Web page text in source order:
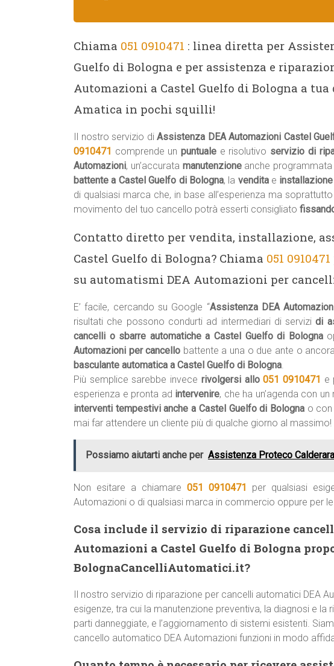
Chiama 051 0910471 : linea diretta per
Guelfo di Bologna e per assistenza e
Automazioni a Castel Guelfo di Bologna a
Amatica in pochi squilli!
Il nostro servizio diAssistenza DEA Automazioni Castel
0910471 comprende unpuntuale e risolutivo servizio di
Automazioni, un’accurata manutenzioneanche programmata
battente a Castel Guelfo di Bologna, la venditae installazione
di qualsiasi marca che, in base all’esperienza ma
movimento del tuo cancello potrà esserti consigliato
Contatto diretto per vendita, installazione,
Castel Guelfo di Bologna? Chiama 051 0910471
su automatismi DEA Automazioni per
E’ facile, cercando su Google “Assistenza DEA
risultati che possono condurti ad intermediari di servizidi
cancelli o sbarre automatiche a Castel Guelfo di Bologna
Automazioni per cancello battente a una o due ante o
basculante automatica a Castel Guelfo di Bologna.
Più semplice sarebbe invece rivolgersi allo051 0910471 e
esperienza e pronta ad intervenire, che ha un’agenda con
interventi tempestivi anche a Castel Guelfo di Bologna o
mai far attendere un cliente più di qualche giorno al massimo!
Possiamo aiutarti anche per Assistenza Proteco
Non esitare a chiamare 051 0910471
per qualsiasi
Automazioni o di qualsiasi marca in commercio oppure per
Cosa include il servizio di riparazione
Automazioni a Castel Guelfo di Bologna
BolognaCancelliAutomatici.it?
Il nostro servizio di riparazione per cancelli automatici DEA
esigenze, tra cui la manutenzione preventiva, la diagnosi e la
parti danneggiate, e l’aggiornamento di sistemi esistenti.
cancello automatico DEA Automazioni funzioni in modo